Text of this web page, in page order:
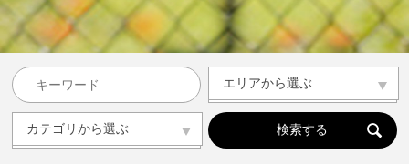
コラム
人気の記事ランキング
メンバー
エリアから選ぶ
エリアから選ぶ
滋賀県
京都府
大阪府
兵庫県
奈良県
和歌山県
その他
カテゴリから選ぶ
カテゴリから選ぶ
ドッグラン
ドッグカフェ
愛犬と旅行
トリミングサロン
動物病院
コラム